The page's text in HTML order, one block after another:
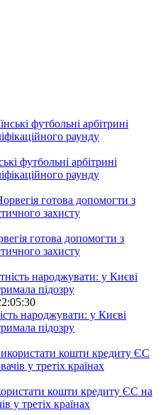
футбольні арбітрині
раунду
готова допомогти з
захисту
народжувати: у Києві
підозру
кошти кредиту ЄС на
у третіх країнах